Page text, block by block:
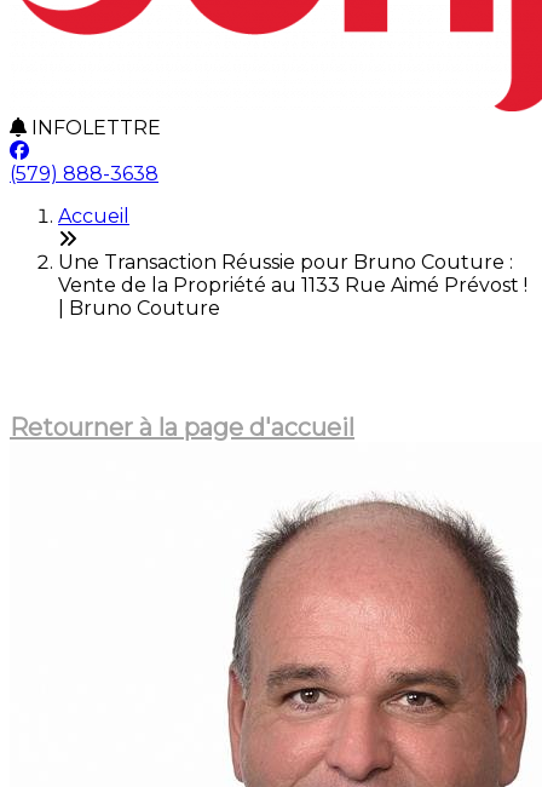
INFOLETTRE
(579) 888-3638
Accueil
Une Transaction Réussie pour Bruno Couture :
Vente de la Propriété au 1133 Rue Aimé Prévost !
| Bruno Couture
Retourner à la page d'accueil